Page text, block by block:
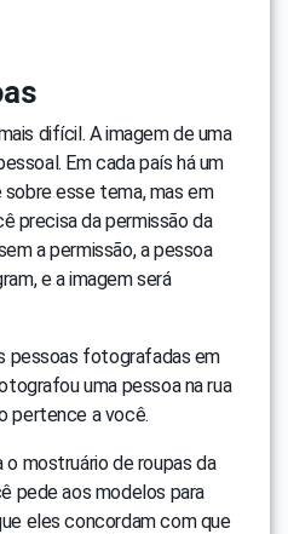
difícil. A imagem de uma
Em cada país há um
esse tema, mas em
precisa da permissão da
a permissão, a pessoa
e a imagem será
pessoas fotografadas em
uma pessoa na rua
pertence a você.
mostruário de roupas da
pede aos modelos para
eles concordam com que